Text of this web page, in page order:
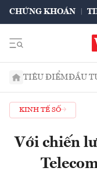
CHỨNG KHOÁN
TIÊU ĐIỂMĐẦU
KINH TẾ SỐ
Với chiến